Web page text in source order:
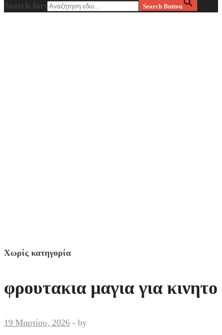
Search for: Search Button
Χωρίς κατηγορία
φρουτακια μαγια για κινητο
19 Μαρτίου, 2026 - by